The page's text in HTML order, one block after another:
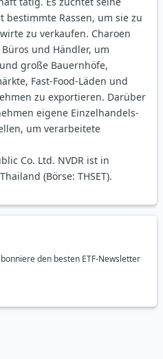
Rassen, um sie zu
zu verkaufen. Charoen
und Händler, um
große Bauernhöfe,
Fast-Food-Läden und
zu exportieren. Darüber
eigene Einzelhandels-
um verarbeitete
Co. Ltd. NVDR ist in
(Börse: THSET).
den besten ETF-Newsletter